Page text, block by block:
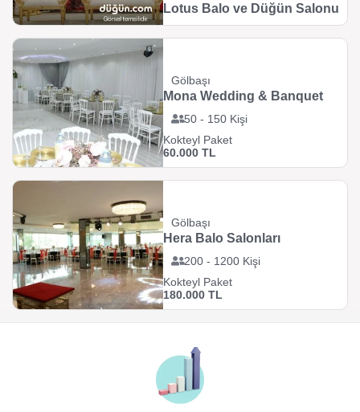
Lotus Balo ve Düğün Salonu
Gölbaşı
50 - 150 Kişi
Mona Wedding & Banquet
Kokteyl Paket
60.000 TL
Gölbaşı
200 - 1200 Kişi
Hera Balo Salonları
Kokteyl Paket
180.000 TL